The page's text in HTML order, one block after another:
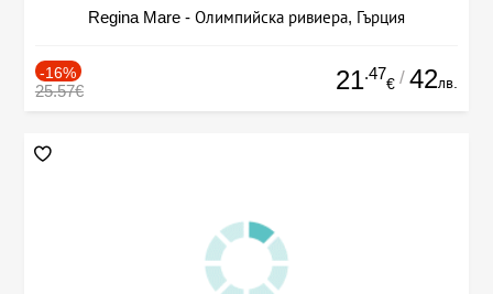
Regina Mare - Олимпийска ривиера, Гърция
-16%
25.57€ 21.47
€ / 42лв.